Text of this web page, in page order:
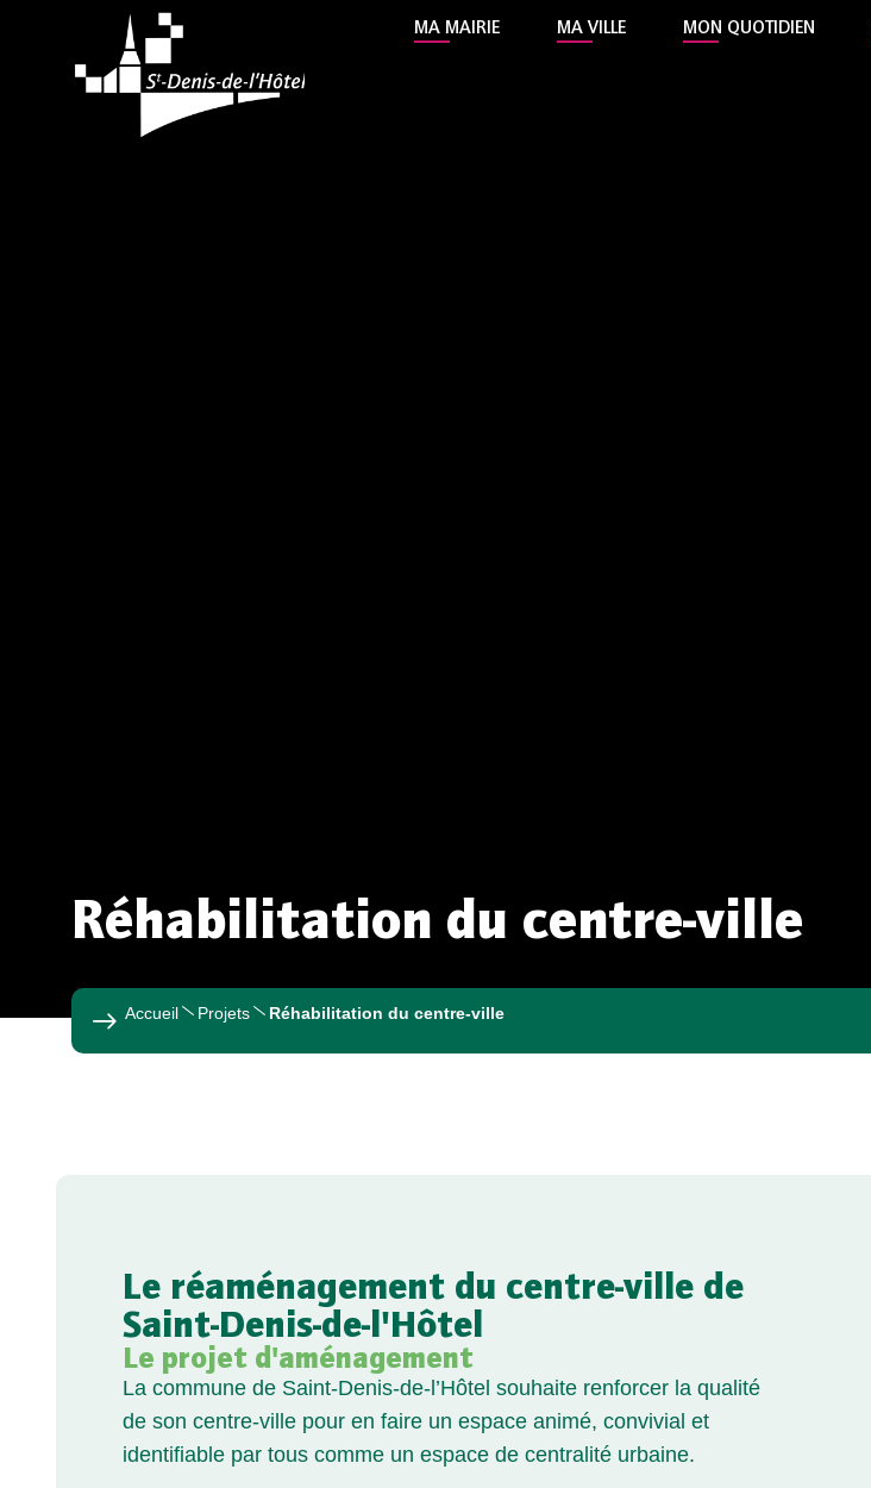
MA MAIRIE MA VILLE MON QUOTIDIEN
Réhabilitation du centre-ville
Accueil Projets Réhabilitation du centre-ville
Le réaménagement du centre-ville de
Saint-Denis-de-l'Hôtel
Le projet d'aménagement
La commune de Saint-Denis-de-l’Hôtel souhaite renforcer la qualité
de son centre-ville pour en faire un espace animé, convivial et
identifiable par tous comme un espace de centralité urbaine.